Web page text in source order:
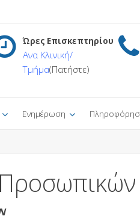
Ώρες Επισκεπτηρίου
Ανα Κλινική/
Τμήμα(Πατήστε)
Ενημέρωση